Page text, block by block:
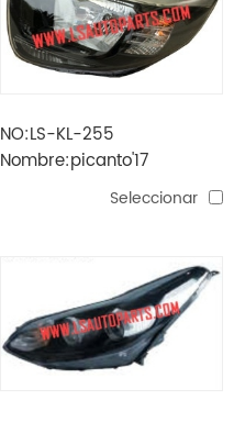
NO:LS-KL-255
Nombre:picanto'17
lámpara hadeSeleccionar